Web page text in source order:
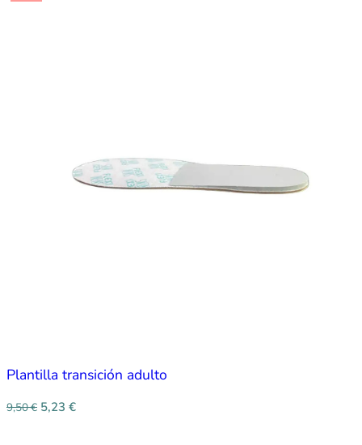
Plantilla transición adulto
9,50€ 5,23 €